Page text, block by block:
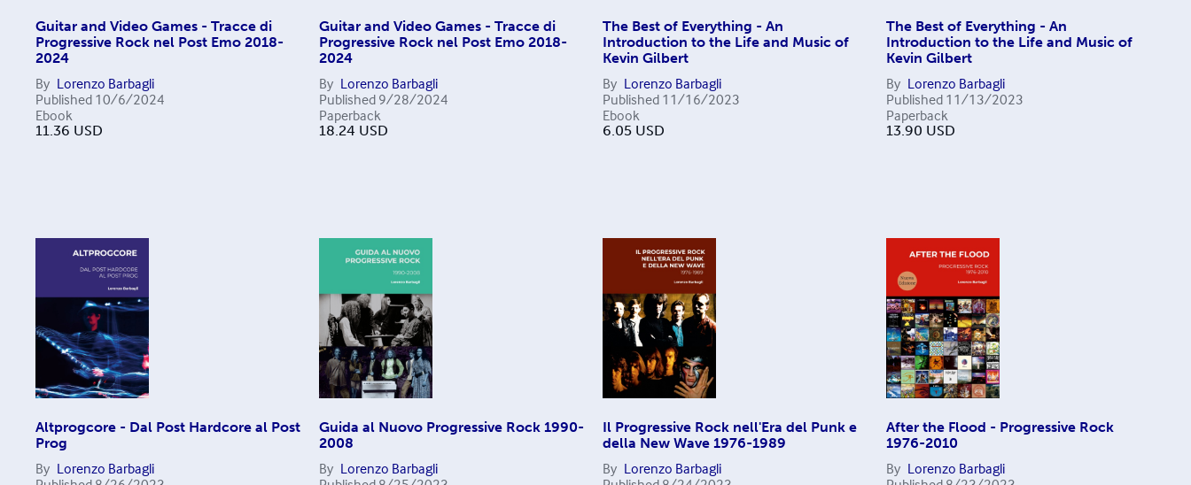
Guitar and Video Games - Tracce di
Progressive Rock nel Post Emo 2018-
2024
By Lorenzo Barbagli
Published 10/6/2024
Ebook
11.36 USD
Guitar and Video Games - Tracce di
Progressive Rock nel Post Emo 2018-
2024
By Lorenzo Barbagli
Published 9/28/2024
Paperback
18.24 USD
The Best of Everything - An
Introduction to the Life and Music of
Kevin Gilbert
By Lorenzo Barbagli
Published 11/16/2023
Ebook
6.05 USD
The Best of Everything - An
Introduction to the Life and Music of
Kevin Gilbert
By Lorenzo Barbagli
Published 11/13/2023
Paperback
13.90 USD
Altprogcore - Dal Post Hardcore al Post
Prog
By Lorenzo Barbagli
Guida al Nuovo Progressive Rock 1990-
2008
By Lorenzo Barbagli
Il Progressive Rock nell'Era del Punk e
della New Wave 1976-1989
By Lorenzo Barbagli
After the Flood - Progressive Rock
1976-2010
By Lorenzo Barbagli